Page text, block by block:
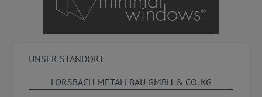
UNSER STANDORT
LORSBACH METALLBAU GMBH & CO. KG